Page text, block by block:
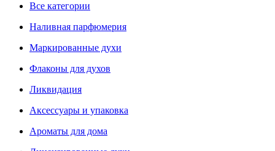
Все категории
Наливная парфюмерия
Маркированные духи
Флаконы для духов
Ликвидация
Аксессуары и упаковка
Ароматы для дома